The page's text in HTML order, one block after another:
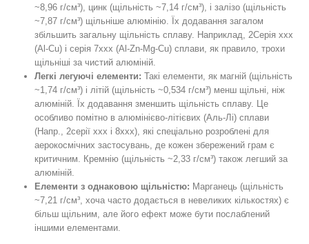
~8,96 г/см³), цинк (щільність ~7,14 г/см³), і залізо (щільність
~7,87 г/см³) щільніше алюмінію. Їх додавання загалом
збільшить загальну щільність сплаву. Наприклад, 2Серія xxx
(Al-Cu) і серія 7xxx (Al-Zn-Mg-Cu) сплави, як правило, трохи
щільніші за чистий алюміній.
Легкі легуючі елементи: Такі елементи, як магній (щільність
~1,74 г/см³) і літій (щільність ~0,534 г/см³) менш щільні, ніж
алюміній. Їх додавання зменшить щільність сплаву. Це
особливо помітно в алюмінієво-літієвих (Аль-Лі) сплави
(Напр., 2серії xxx і 8xxx), які спеціально розроблені для
аерокосмічних застосувань, де кожен збережений грам є
критичним. Кремнію (щільність ~2,33 г/см³) також легший за
алюміній.
Елементи з однаковою щільністю: Марганець (щільність
~7,21 г/см³, хоча часто додається в невеликих кількостях) є
більш щільним, але його ефект може бути послаблений
іншими елементами.